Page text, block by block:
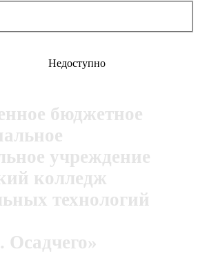
Недоступно
бюджетное
учреждение
колледж
технологий